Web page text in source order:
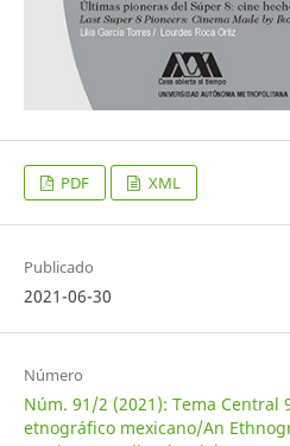
PDF XML
Publicado
2021-06-30
Número
Núm. 91/2 (2021): Tema Central
etnográfico mexicano/An